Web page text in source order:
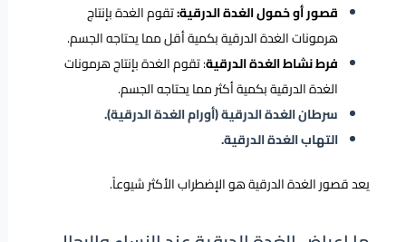
قصور أو خمول الغدة الدرقية:تقوم الغدة بإنتاج
هرمونات الغدة الدرقية بكمية أقل مما يحتاجه الجسم.
فرط نشاط الغدة الدرقية: تقوم الغدة بإنتاج هرمونات
الغدة الدرقية بكمية أكثر مما يحتاجه الجسم.
سرطان الغدة الدرقية (أورام الغدة الدرقية).
التهاب الغدة الدرقية.
يعد قصور الغدة الدرقية هو الإضطراب الأكثر شيوعاً.